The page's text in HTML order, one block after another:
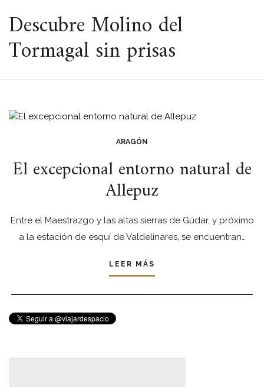
ESPACIO
Descubre Molino del
Tormagal sin prisas
ARAGÓN
El excepcional entorno natural de
Allepuz
Entre el Maestrazgo y las altas sierras de Gúdar, y próximo
a la estación de esquí de Valdelinares, se encuentran…
LEER MÁS